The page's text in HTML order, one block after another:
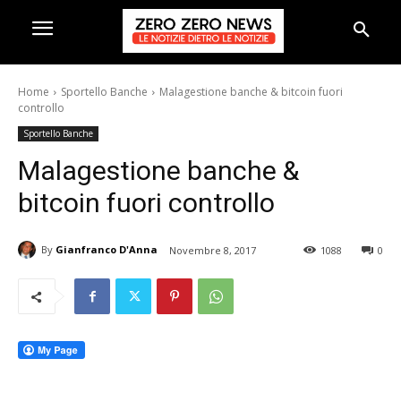
Home Sportello Banche
Malagestione banche & bitcoin fuori
controllo
Sportello Banche
Malagestione banche &
bitcoin fuori controllo
By Gianfranco D'Anna Novembre 8, 2017 0
1088